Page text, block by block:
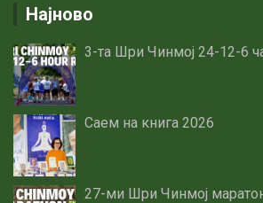
Најново
3-та Шри Чинмој 24-12-6
Саем на книга 2026
27-ми Шри Чинмој